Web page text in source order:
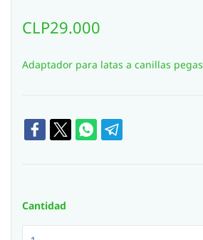
CLP29.000
Adaptador para latas a canillas pegas
Cantidad